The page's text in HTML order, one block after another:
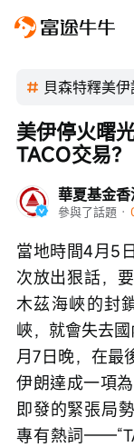
貝森特釋美
華夏基金香
參與了話題 ·
美伊停火曙
TACO交易？
當地時間4月5
次放出狠話，
木茲海峽的封
峽，就會失去
月7日晚，在最
伊朗達成一項
即發的緊張局
專有熱詞